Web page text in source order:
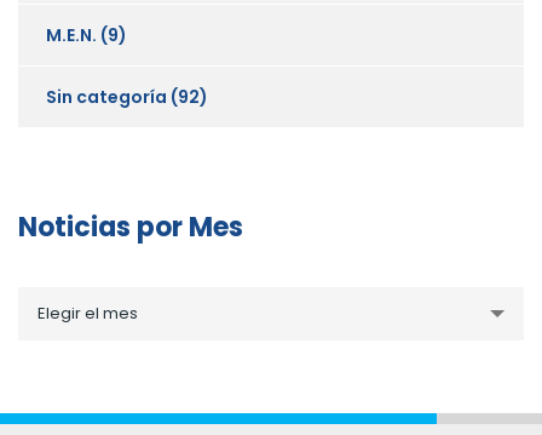
M.E.N. (9)
Sin categoría (92)
Noticias por Mes
porElegir el mes